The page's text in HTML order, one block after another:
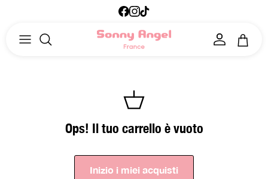
Facebook
Instagram
TikTok
AccountCarrello
Ops! Il tuo carrello è vuoto
Inizio i miei acquisti